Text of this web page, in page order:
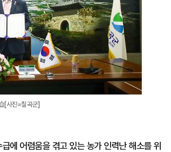
[사진=칠곡군]
에 어렴움을 겪고 있는 농가 인력난 해소를 위